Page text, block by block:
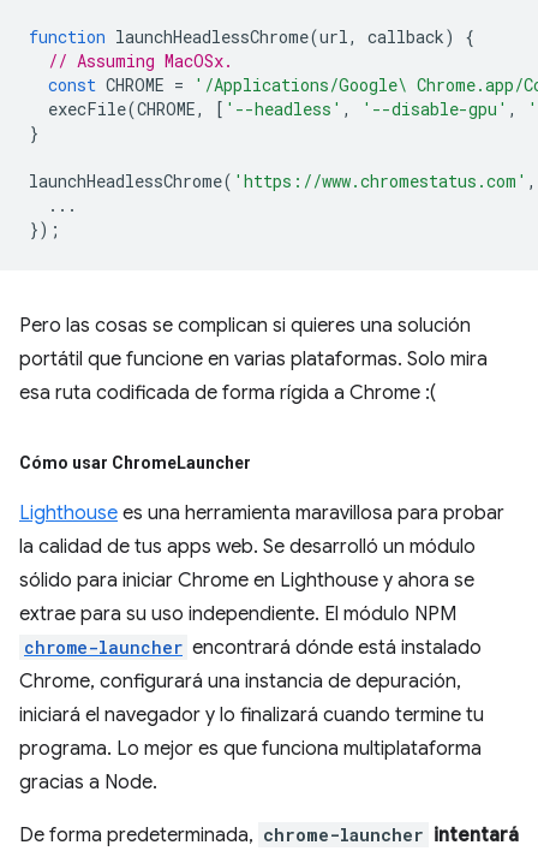
function launchHeadlessChrome(url, callback)
{
// Assuming MacOSx.
const CHROME =
'/Applications/Google\ Chrome.app/
execFile(CHROME, [ '--headless' , '--disable-gpu' ,
}
launchHeadlessChrome( 'https://www.chromestatus.com' ,
...
});
Pero las cosas se complican si quieres una solución
portátil que funcione en varias plataformas. Solo mira
esa ruta codificada de forma rígida a Chrome :(
Cómo usar ChromeLauncher
Lighthouse es una herramienta maravillosa para probar
la calidad de tus apps web. Se desarrolló un módulo
sólido para iniciar Chrome en Lighthouse y ahora se
extrae para su uso independiente. El módulo NPM
chrome-launcher encontrará dónde está instalado
Chrome, configurará una instancia de depuración,
iniciará el navegador y lo finalizará cuando termine tu
programa. Lo mejor es que funciona multiplataforma
gracias a Node.
De forma predeterminada, chrome-launcher intentará